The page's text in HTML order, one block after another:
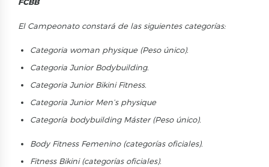
El Campeonato constará de lassiguientescategorías:
Categoria woman physique(Peso único).
Categoria Junior Bodybuilding.
Categoria Junior Bikini Fitness.
Categoria Junior Men’s physique
Categoría bodybuildingMáster(Peso único).
Body Fitness Femenino (categorías oficiales).
Fitness Bikini(categoríasoficiales).